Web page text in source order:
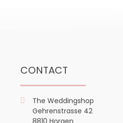
CONTACT
The Weddingshop
Gehrenstrasse 42